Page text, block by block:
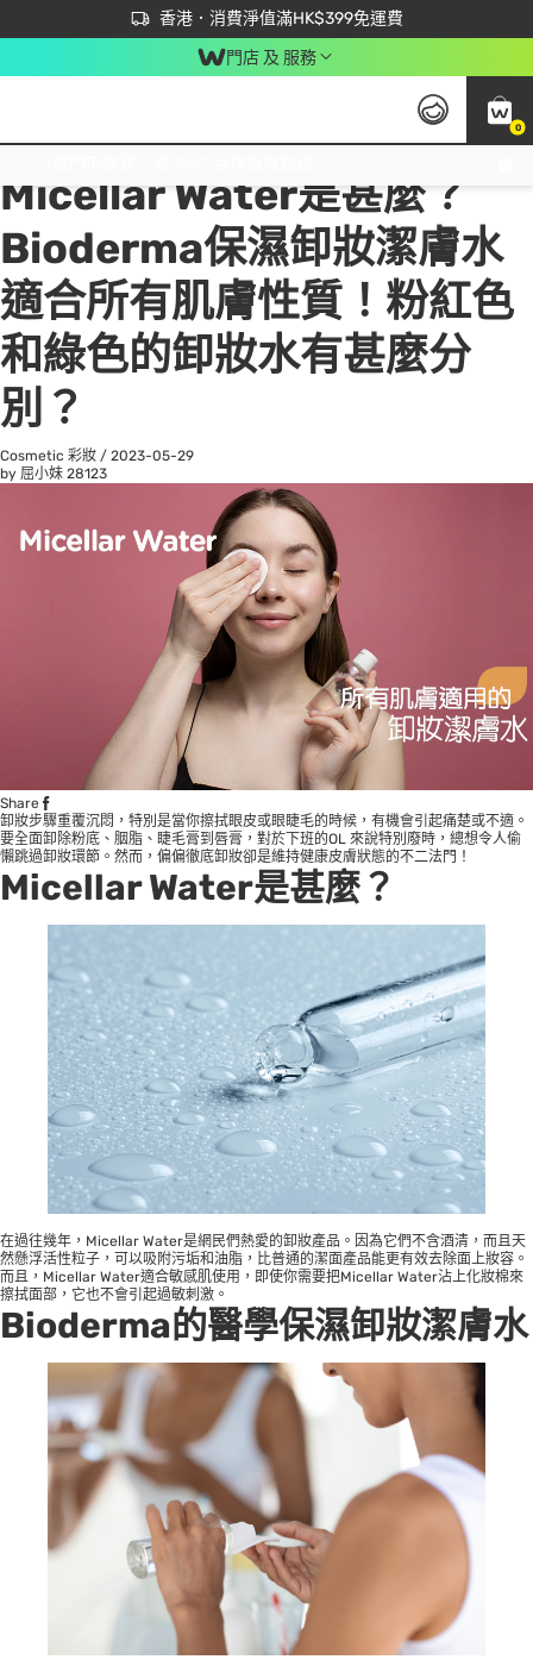
香港．消費淨值滿HK$399免運費
立即成為易賞錢會員盡享獨家優惠
首次APP下單買滿$450 輸入 NEWAPP 即減$50
門店 及 服務
0
All
Micellar Water是甚麼？
Bioderma保濕卸妝潔膚水
適合所有肌膚性質！粉紅色
和綠色的卸妝水有甚麼分
別？
Cosmetic 彩妝 / 2023-05-29
by 屈小妹 28123
Share
卸妝步驟重覆沉悶，特別是當你擦拭眼皮或眼睫毛的時候，有機會引起痛楚或不適。
要全面卸除粉底、胭脂、睫毛膏到唇膏，對於下班的OL 來說特別廢時，總想令人偷
懶跳過卸妝環節。然而，偏偏徹底卸妝卻是維持健康皮膚狀態的不二法門！
Micellar Water是甚麼？
在過往幾年，Micellar Water是網民們熱愛的卸妝產品。因為它們不含酒清，而且天
然懸浮活性粒子，可以吸附污垢和油脂，比普通的潔面產品能更有效去除面上妝容。
而且，Micellar Water適合敏感肌使用，即使你需要把Micellar Water沾上化妝棉來
擦拭面部，它也不會引起過敏刺激。
Bioderma的醫學保濕卸妝潔膚水